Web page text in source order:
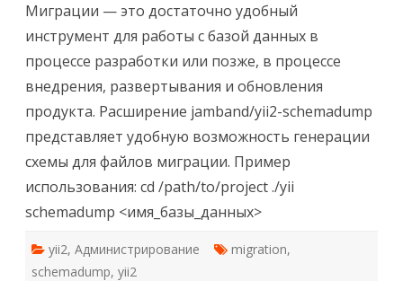
схемы
базы
данных
Миграции — это достаточно удобный
инструмент для работы с базой данных в
процессе разработки или позже, в процессе
внедрения, развертывания и обновления
продукта. Расширение jamband/yii2-schemadump
представляет удобную возможность генерации
схемы для файлов миграции. Пример
использования: cd /path/to/project ./yii
schemadump <имя_базы_данных>
yii2, Администрирование migration,
schemadump, yii2